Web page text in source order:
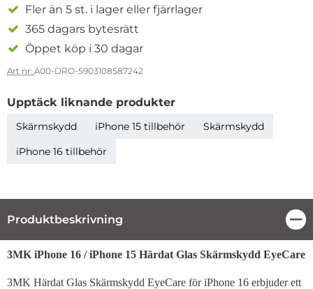
Fler än 5 st. i lager eller fjärrlager
365 dagars bytesrätt
Öppet köp i 30 dagar
Art nr: A00-DRO-5903108587242
Upptäck liknande produkter
Skärmskydd iPhone 15 tillbehör
Skärmskydd
iPhone 16 tillbehör
Produktbeskrivning
Produktbeskrivning
3MK iPhone 16 / iPhone 15 Härdat Glas Skärmskydd EyeCare
3MK Härdat Glas Skärmskydd EyeCare för iPhone 16 erbjuder ett